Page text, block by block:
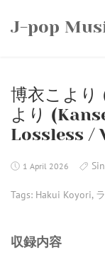
J-pop
博衣こよ
より
Lossless /
1 April 2026
Tags: Hakui Koyori,
収録内容